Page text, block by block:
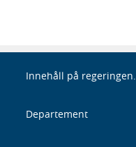
Innehåll på
Departement